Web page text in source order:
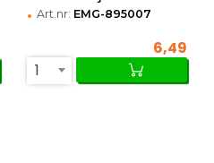
• Art.nr: EMG-895007
6,49
1